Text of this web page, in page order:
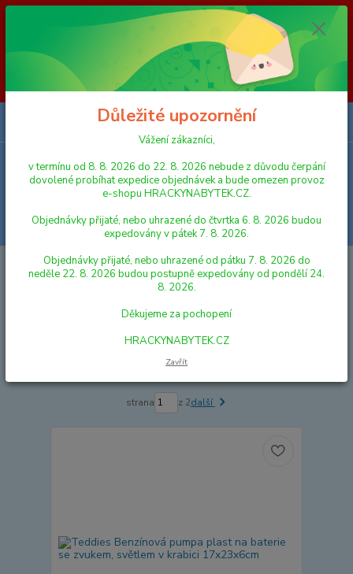
Vážení zákazníci, v termínu od 8. 8. 2026 do 23. 8. 2026 nebude z
důvodu čerpání dovolené probíhat expedice objednávek a bude omezen
provoz e-shopu HRACKYNABYTEK.CZ. Objednávky přijaté, nebo
uhrazené do čtvrtka 6. 8. 2026 budou expedovány v pátek 7. 8. 2026.
Objednávky přijaté, nebo uhrazené od pátku 7. 8. 2026 do neděle 23. 8.
2026 budou postupně expedovány od pondělí 24. 8. 2026. Děkujeme za
pochopení HRACKYNABYTEK.CZ
Menu
Hledat
AUTA, LODĚ, LETADLA AUTOBUSY A TRAMVAJE
AUTOBUSY A TRAMVAJE
Nejlevnější Nejdražší
strana z 2další
Důležité upozornění
Vážení zákazníci,
v termínu od 8. 8. 2026 do 22. 8. 2026 nebude z důvodu čerpání
dovolené probíhat expedice objednávek a bude omezen provoz
e-shopu HRACKYNABYTEK.CZ.
Objednávky přijaté, nebo uhrazené do čtvrtka 6. 8. 2026 budou
expedovány v pátek 7. 8. 2026.
Objednávky přijaté, nebo uhrazené od pátku 7. 8. 2026 do
neděle 22. 8. 2026 budou postupně expedovány od pondělí 24.
8. 2026.
Děkujeme za pochopení
HRACKYNABYTEK.CZ
Zavřít